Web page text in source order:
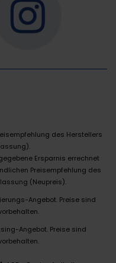
des Herstellers
Ersparnis errechnet
Preisempfehlung des
(Neupreis).
Angebot. Preise sind
Angebot. Preise sind